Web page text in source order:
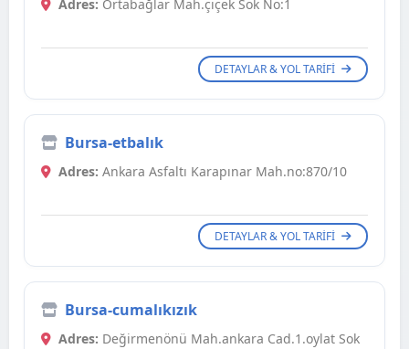
Adres: Ortabağlar Mah.çiçek Sok No:1
DETAYLAR & YOL TARIFI
Bursa-etbalık
Adres: Ankara Asfaltı Karapınar Mah.no:870/10
DETAYLAR & YOL TARIFI
Bursa-cumalıkızık
Adres: Değirmenönü Mah.ankara Cad.1.oylat Sok